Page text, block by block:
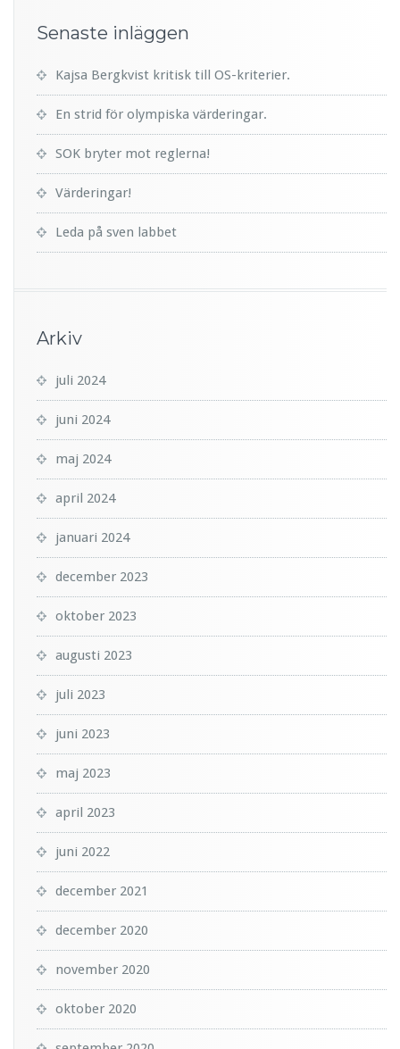
Senaste inläggen
Kajsa Bergkvist kritisk till OS-kriterier.
En strid för olympiska värderingar.
SOK bryter mot reglerna!
Värderingar!
Leda på sven labbet
Arkiv
juli 2024
juni 2024
maj 2024
april 2024
januari 2024
december 2023
oktober 2023
augusti 2023
juli 2023
juni 2023
maj 2023
april 2023
juni 2022
december 2021
december 2020
november 2020
oktober 2020